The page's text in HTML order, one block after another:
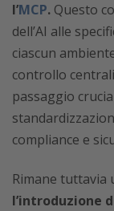
l’MCP. Questo
dell’AI alle
ciascun
controllo
passaggio
compliance e
Rimane tuttavia
l’introduzione